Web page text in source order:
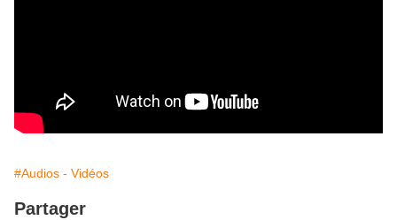
#Audios - Vidéos
Partager